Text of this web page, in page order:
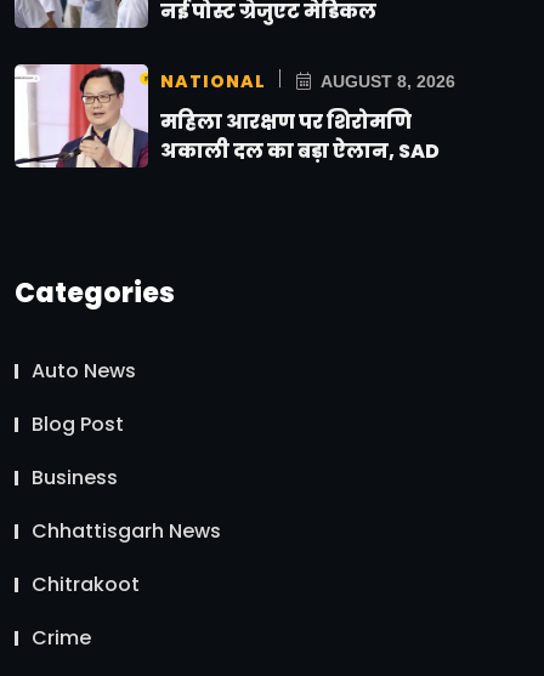
नई पोस्ट ग्रेजुएट मेडिकल
NATIONAL AUGUST 8, 2026
महिला आरक्षण पर शिरोमणि
अकाली दल का बड़ा ऐलान, SAD
Categories
Auto News
Blog Post
Business
Chhattisgarh News
Chitrakoot
Crime